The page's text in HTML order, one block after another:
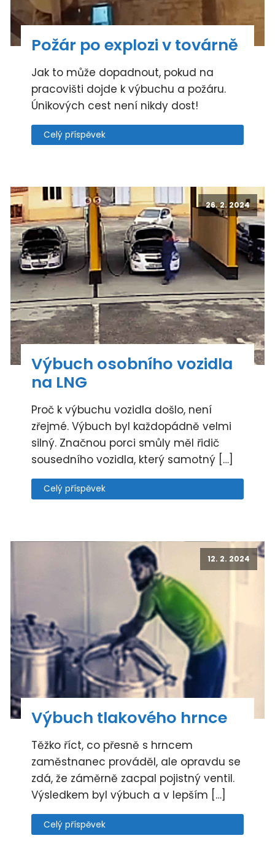
Požár po explozi v továrně
Jak to může dopadnout, pokud na
pracovišti dojde k výbuchu a požáru.
Únikových cest není nikdy dost!
Celý příspěvek
26. 2. 2024
Výbuch osobního vozidla
na LNG
Proč k výbuchu vozidla došlo, není
zřejmé. Výbuch byl každopádně velmi
silný. Značnou porci smůly měl řidič
sousedního vozidla, který samotný […]
Celý příspěvek
12. 2. 2024
Výbuch tlakového hrnce
Těžko říct, co přesně s hrncem
zaměstnanec prováděl, ale opravdu se
zdá, že záměrně zacpal pojistný ventil.
Výsledkem byl výbuch a v lepším […]
Celý příspěvek